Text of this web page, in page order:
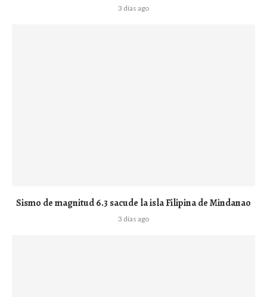
3 días ago
Sismo de magnitud 6.3 sacude la isla Filipina de Mindanao
3 días ago